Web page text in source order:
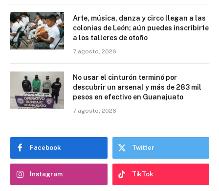
Arte, música, danza y circo llegan a las
colonias de León; aún puedes inscribirte
a los talleres de otoño
7 agosto, 2026
No usar el cinturón terminó por
descubrir un arsenal y más de 283 mil
pesos en efectivo en Guanajuato
7 agosto, 2026
Facebook Twitter
Instagram TikTok